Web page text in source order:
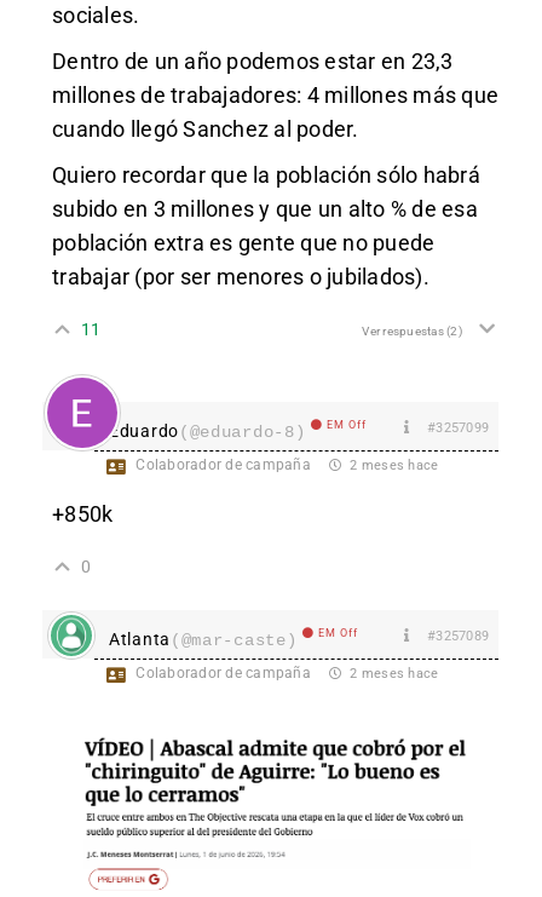
sociales.
Dentro de un año podemos estar en 23,3
millones de trabajadores: 4 millones más que
cuando llegó Sanchez al poder.
Quiero recordar que la población sólo habrá
subido en 3 millones y que un alto % de esa
población extra es gente que no puede
trabajar (por ser menores o jubilados).
11 Ver respuestas(2)
Eduardo(@eduardo-8) EM Off #3257099
Colaborador de campaña 2 meses hace
+850k
0
Atlanta (@mar-caste) EM Off #3257089
Colaborador de campaña 2 meses hace